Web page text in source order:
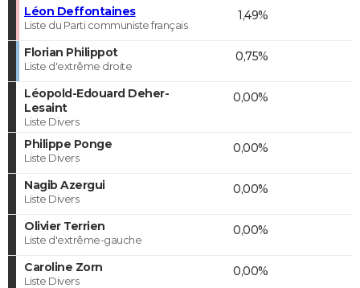
Léon Deffontaines
Liste du Parti communiste français
1,49%
Florian Philippot
Liste d'extrême droite
0,75%
Léopold-Edouard Deher-
Lesaint
Liste Divers
0,00%
Philippe Ponge
Liste Divers
0,00%
Nagib Azergui
Liste Divers
0,00%
Olivier Terrien
Liste d'extrême-gauche
0,00%
Caroline Zorn
Liste Divers
0,00%